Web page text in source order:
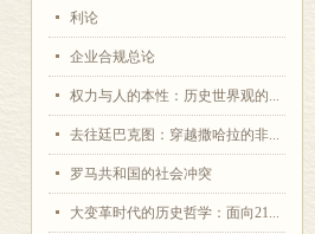
利论
企业合规总论
权力与人的本性：历史世界观的...
去往廷巴克图：穿越撒哈拉的非...
罗马共和国的社会冲突
大变革时代的历史哲学：面向21...